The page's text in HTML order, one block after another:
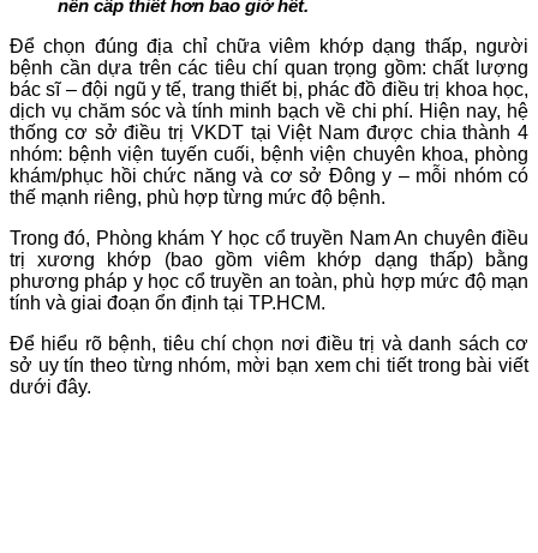
nên cấp thiết hơn bao giờ hết.
Để chọn đúng địa chỉ chữa viêm khớp dạng thấp, người
bệnh cần dựa trên các tiêu chí quan trọng gồm: chất lượng
bác sĩ – đội ngũ y tế, trang thiết bị, phác đồ điều trị khoa học,
dịch vụ chăm sóc và tính minh bạch về chi phí. Hiện nay, hệ
thống cơ sở điều trị VKDT tại Việt Nam được chia thành 4
nhóm: bệnh viện tuyến cuối, bệnh viện chuyên khoa, phòng
khám/phục hồi chức năng và cơ sở Đông y – mỗi nhóm có
thế mạnh riêng, phù hợp từng mức độ bệnh.
Trong đó, Phòng khám Y học cổ truyền Nam An chuyên điều
trị xương khớp (bao gồm viêm khớp dạng thấp) bằng
phương pháp y học cổ truyền an toàn, phù hợp mức độ mạn
tính và giai đoạn ổn định tại TP.HCM.
Để hiểu rõ bệnh, tiêu chí chọn nơi điều trị và danh sách cơ
sở uy tín theo từng nhóm, mời bạn xem chi tiết trong bài viết
dưới đây.